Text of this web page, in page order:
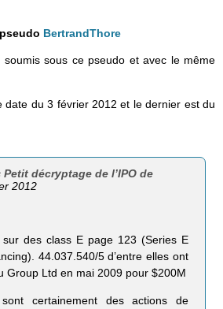
BertrandThore
sous ce pseudo et avec le même
date du 3 février 2012 et le dernier est du
Petit décryptage de l’IPO de
2012
des class E page 123 (Series E
44.037.540/5 d’entre elles ont
Group Ltd en mai 2009 pour $200M
certainement des actions de